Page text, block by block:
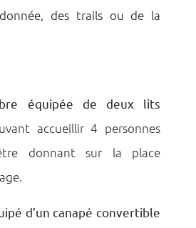
des trails ou de la
équipée de deux lits
accueillir 4 personnes
donnant sur la place
d’un canapé convertible